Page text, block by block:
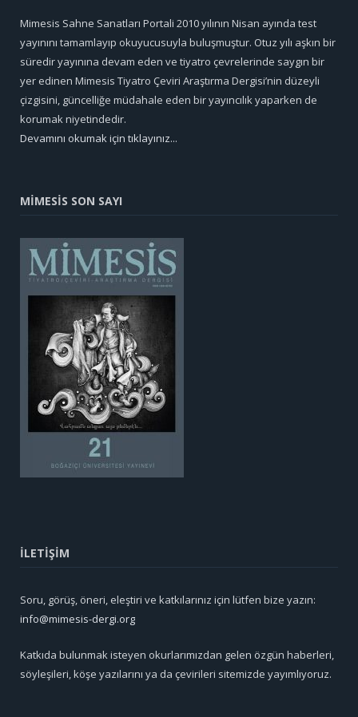
Mimesis Sahne Sanatları Portali 2010 yılının Nisan ayında test
yayınını tamamlayıp okuyucusuyla buluşmuştur. Otuz yılı aşkın bir
süredir yayınına devam eden ve tiyatro çevrelerinde saygın bir
yer edinen Mimesis Tiyatro Çeviri Araştırma Dergisi’nin düzeyli
çizgisini, güncelliğe müdahale eden bir yayıncılık yaparken de
korumak niyetindedir.
Devamını okumak için tıklayınız...
MİMESİS SON SAYI
İLETİŞİM
Soru, görüş, öneri, eleştiri ve katkılarınız için lütfen bize yazın:
info@mimesis-dergi.org
Katkıda bulunmak isteyen okurlarımızdan gelen özgün haberleri,
söyleşileri, köşe yazılarını ya da çevirileri sitemizde yayımlıyoruz.